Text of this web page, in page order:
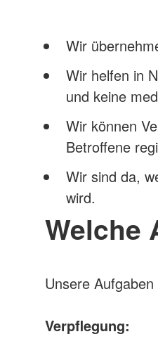
Wir
Wir helfen in
und keine
Wir können
Betroffene
Wir sind da,
wird.
Welche
Unsere
Verpflegung: